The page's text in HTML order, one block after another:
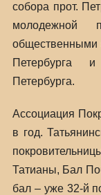
собора прот.
молодежной
общественными
Петербурга
Петербурга.
Ассоциация
в год.
Татианы, Бал
бал – уже 32-й